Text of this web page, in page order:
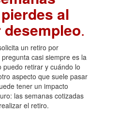
al
.
un retiro por
casi siempre es la
puedo retirar y cuándo lo
aspecto que suele pasar
tener un impacto
las semanas cotizadas
el retiro.